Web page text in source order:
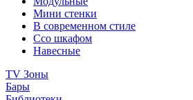
Мини стенки
В современном стиле
Ссо шкафом
Навесные
TV Зоны
Бары